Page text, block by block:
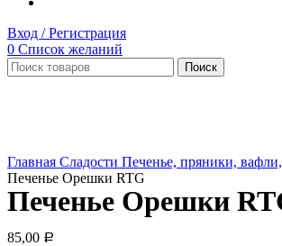
Вход / Регистрация
0 Список желаний
Поиск
Главная Сладости Печенье, пряники,
Печенье Орешки RTG
Печенье Орешки
85,00 Р